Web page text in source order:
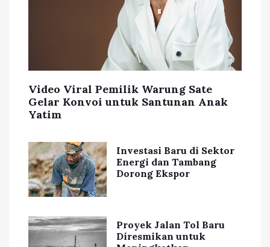
Video Viral Pemilik Warung Sate
Gelar Konvoi untuk Santunan Anak
Yatim
Investasi Baru di Sektor
Energi dan Tambang
Dorong Ekspor
Proyek Jalan Tol Baru
Diresmikan untuk